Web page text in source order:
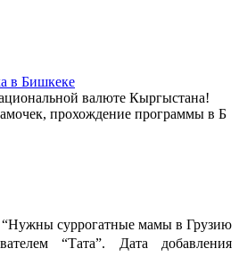
в Бишкеке
валюте Кыргыстана!
прохождение программы в Б
“Нужны суррогатные мамы в Грузию
“Тата”. Дата добавления